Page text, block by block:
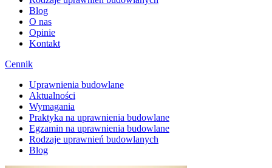
Blog
O nas
Opinie
Kontakt
Cennik
Uprawnienia budowlane
Aktualności
Wymagania
Praktyka na uprawnienia budowlane
Egzamin na uprawnienia budowlane
Rodzaje uprawnień budowlanych
Blog